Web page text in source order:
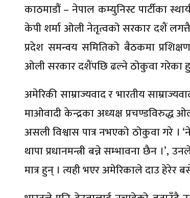
काठमाडौं – नेपाल कम्युनिस्ट पार्टीका
केपी शर्मा ओली नेतृत्वको सरकार दशैं
प्रदेश समन्वय समितिको बैठकमा
ओली सरकार दशैंपछि ढल्ने ठोकुवा गरेका
अमेरिकी साम्राज्यवाद र भारतीय
माओवादी केन्द्रका अध्यक्ष
असली विश्वास पात्र नभएको ठोकुवा गरे
थापा प्रधानमन्त्री बन्ने सम्भावना छैन
मात्र हुन् । त्यही भएर अमेरिकाले दाउ हेरेर